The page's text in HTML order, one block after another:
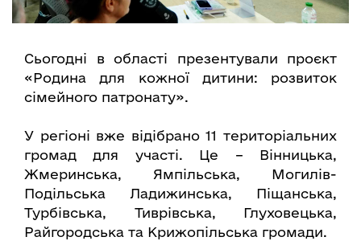
Сьогодні в області презентували проєкт
«Родина для кожної дитини: розвиток
сімейного патронату».
У регіоні вже відібрано 11 територіальних
громад для участі. Це – Вінницька,
Жмеринська, Ямпільська, Могилів-
Подільська Ладижинська, Піщанська,
Турбівська, Тиврівська, Глуховецька,
Райгородська та Крижопільська громади.